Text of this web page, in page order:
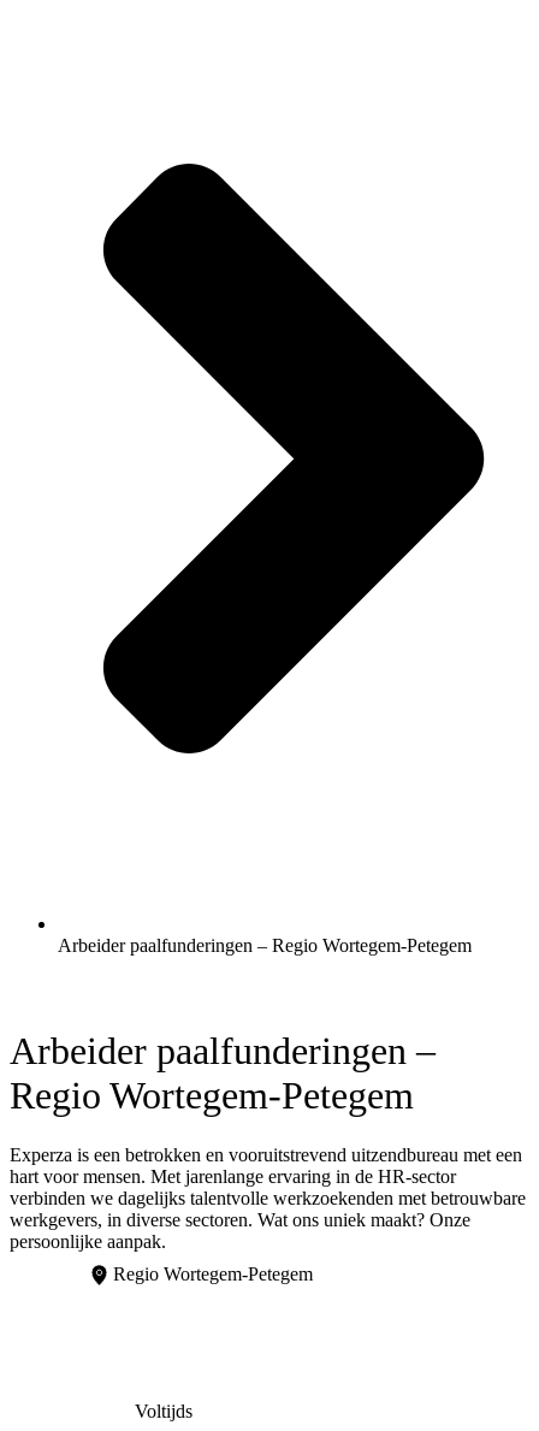
Arbeider paalfunderingen – Regio Wortegem-Petegem
Arbeider paalfunderingen –
Regio Wortegem-Petegem
Experza is een betrokken en vooruitstrevend uitzendbureau met een
hart voor mensen. Met jarenlange ervaring in de HR-sector
verbinden we dagelijks talentvolle werkzoekenden met betrouwbare
werkgevers, in diverse sectoren. Wat ons uniek maakt? Onze
persoonlijke aanpak.
Regio Wortegem-Petegem
Voltijds